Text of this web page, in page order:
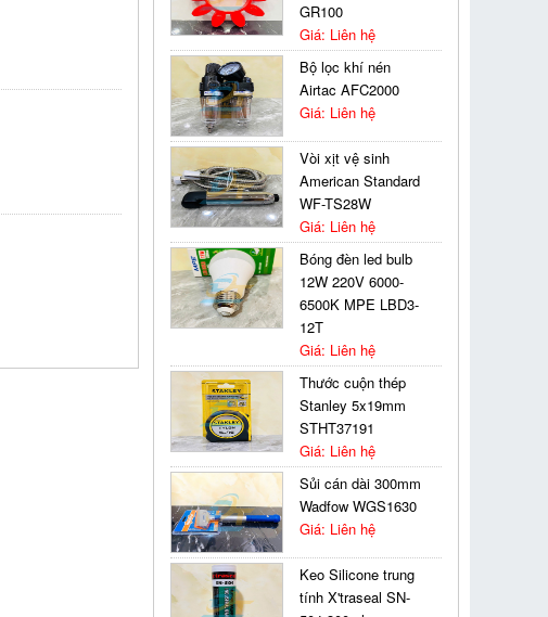
GR100
Giá: Liên hệ
Bộ lọc khí nén
Airtac AFC2000
Giá: Liên hệ
Vòi xịt vệ sinh
American Standard
WF-TS28W
Giá: Liên hệ
Bóng đèn led bulb
12W 220V 6000-
6500K MPE LBD3-
12T
Giá: Liên hệ
Thước cuộn thép
Stanley 5x19mm
STHT37191
Giá: Liên hệ
Sủi cán dài 300mm
Wadfow WGS1630
Giá: Liên hệ
Keo Silicone trung
tính X'traseal SN-